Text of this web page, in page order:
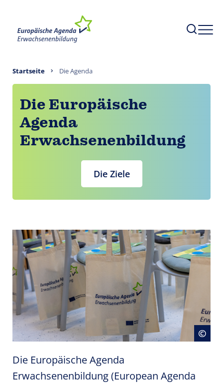
Startseite Die Agenda
Die Europäische
Agenda
Erwachsenenbildung
Die Ziele
©
Die Europäische Agenda
Erwachsenenbildung (European Agenda